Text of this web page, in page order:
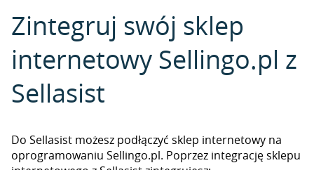
Zintegruj swój sklep
internetowy Sellingo.pl z
Sellasist
Do Sellasist możesz podłączyć sklep internetowy na
oprogramowaniu Sellingo.pl. Poprzez integrację sklepu